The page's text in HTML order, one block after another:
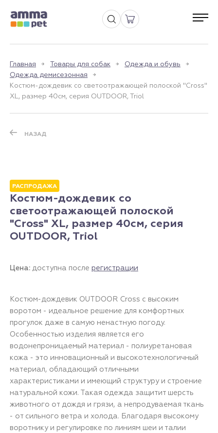
Главная Товары для собак
Одежда и обувь
Одежда демисезонная
Костюм-дождевик со светоотражающей полоской "Cross"
XL, размер 40см, серия OUTDOOR, Triol
НАЗАД
РАСПРОДАЖА
Костюм-дождевик со
светоотражающей полоской
"Cross" XL, размер 40см, серия
OUTDOOR, Triol
Цена: доступна после регистрации
Костюм-дождевик OUTDOOR Cross с высоким
воротом - идеальное решение для комфортных
прогулок даже в самую ненастную погоду.
Особенностью изделия является его
водонепроницаемый материал - полиуретановая
кожа - это инновационный и высокотехнологичный
материал, обладающий отличными
характеристиками и имеющий структуру и строение
натуральной кожи. Такая одежда защитит шерсть
животного от дождя и грязи, а непродуваемая ткань
- от сильного ветра и холода. Благодаря высокому
воротнику и регулировке по линиям шеи и талии